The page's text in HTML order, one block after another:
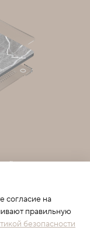
согласие на
правильную
безопасности